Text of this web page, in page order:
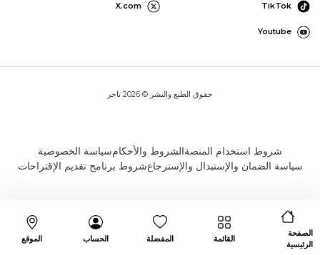
TikTok
X.com
Youtube
حقوق الطبع والنشر © 2026 تاجر
شروط استخدام المنصةالشروط والأحكامسياسة الخصوصية
سياسة الضمان والإستبدال والإسترجاعشروط برنامج تقديم الإقتراحات
الصفحة
الرئيسية
القائمة المفضلة الحساب الموقع